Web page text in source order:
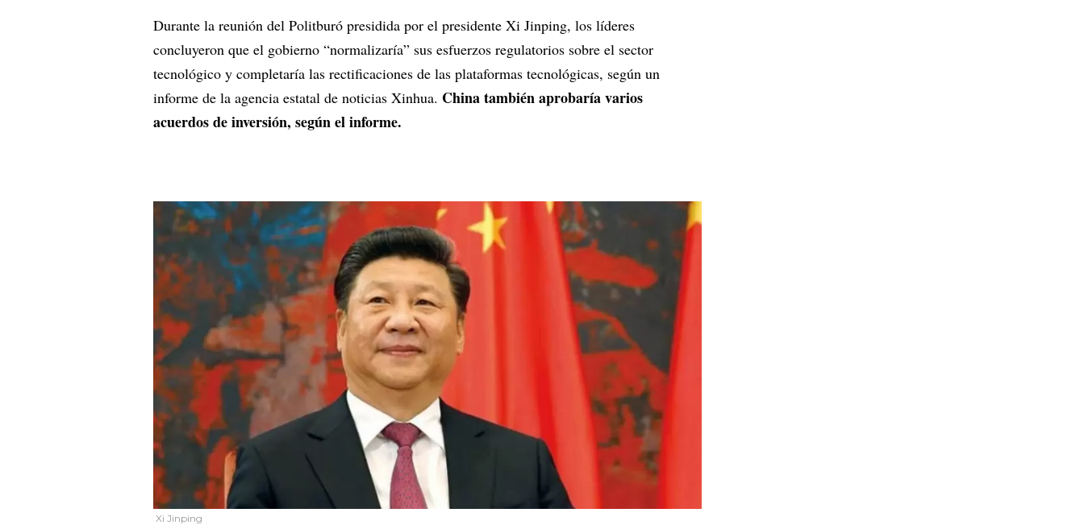
Durante la reunión del Politburó presidida por el presidente Xi Jinping, los líderes
concluyeron que el gobierno “normalizaría” sus esfuerzos regulatorios sobre el sector
tecnológico y completaría las rectificaciones de las plataformas tecnológicas, según un
informe de la agencia estatal de noticias Xinhua. China también aprobaría varios
acuerdos de inversión, según el informe.
Xi Jinping